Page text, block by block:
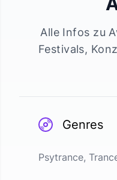
Alle Infos zu
Festivals,
Genres
Psytrance,